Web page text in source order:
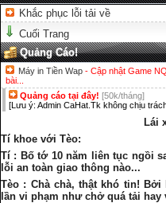
Khắc phục lỗi tải về
Cuối Trang
Quảng Cáo!
Máy in Tiền Wap - Cập nhật Game
bài...
Quảng cáo tại đây! [50k/tháng]
[Lưu ý: Admin CaHat.Tk không chịu
Lái
Tí khoe với Tèo:
Tí : Bố tớ 10 năm liên tục ngồi
lỗi an toàn giao thông nào...
Tèo : Chà chà, thật khó tin!
lần vi phạm như chở quá tải